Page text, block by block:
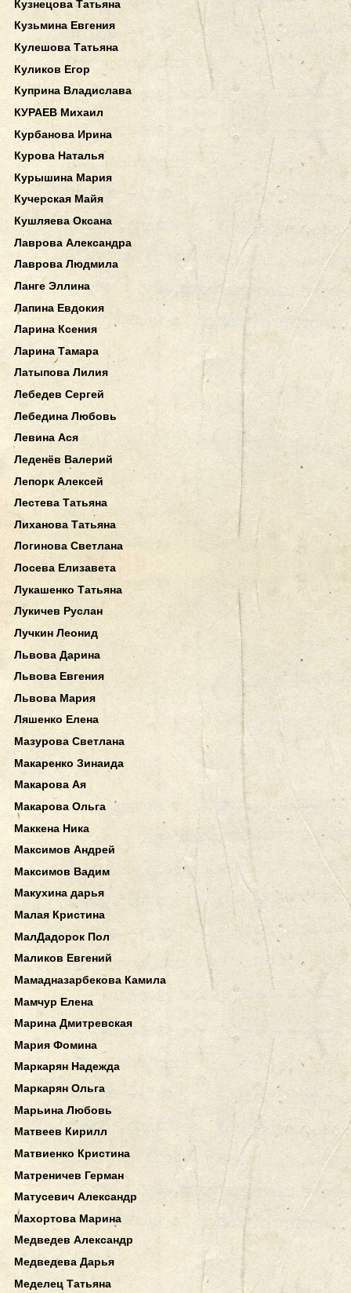
Кузнецова Татьяна
Кузьмина Евгения
Кулешова Татьяна
Куликов Егор
Куприна Владислава
КУРАЕВ Михаил
Курбанова Ирина
Курова Наталья
Курышина Мария
Кучерская Майя
Кушляева Оксана
Лаврова Александра
Лаврова Людмила
Ланге Эллина
Лапина Евдокия
Ларина Ксения
Ларина Тамара
Латыпова Лилия
Лебедев Сергей
Лебедина Любовь
Левина Ася
Леденёв Валерий
Лепорк Алексей
Лестева Татьяна
Лиханова Татьяна
Логинова Светлана
Лосева Елизавета
Лукашенко Татьяна
Лукичев Руслан
Лучкин Леонид
Львова Дарина
Львова Евгения
Львова Мария
Ляшенко Елена
Мазурова Светлана
Макаренко Зинаида
Макарова Ая
Макарова Ольга
Маккена Ника
Максимов Андрей
Максимов Вадим
Макухина дарья
Малая Кристина
МалДадорок Пол
Маликов Евгений
Мамадназарбекова Камила
Мамчур Елена
Марина Дмитревская
Мария Фомина
Маркарян Надежда
Маркарян Ольга
Марьина Любовь
Матвеев Кирилл
Матвиенко Кристина
Матреничев Герман
Матусевич Александр
Махортова Марина
Медведев Александр
Медведева Дарья
Меделец Татьяна